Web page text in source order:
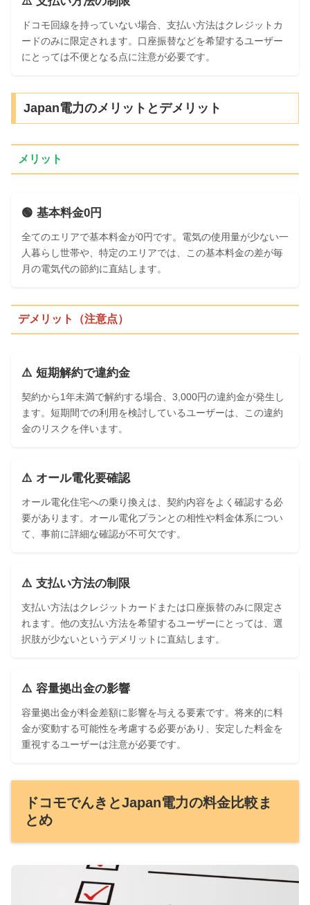
ドコモ回線を持っていない場合、支払い方法はクレジットカ
ードのみに限定されます。口座振替などを希望するユーザー
にとっては不便となる点に注意が必要です。
Japan電力のメリットとデメリット
メリット
🟢 基本料金0円
全てのエリアで基本料金が0円です。電気の使用量が少ない一
人暮らし世帯や、特定のエリアでは、この基本料金の差が毎
月の電気代の節約に直結します。
デメリット（注意点）
⚠️ 短期解約で違約金
契約から1年未満で解約する場合、3,000円の違約金が発生し
ます。短期間での利用を検討しているユーザーは、この違約
金のリスクを伴います。
⚠️ オール電化要確認
オール電化住宅への乗り換えは、契約内容をよく確認する必
要があります。オール電化プランとの相性や料金体系につい
て、事前に詳細な確認が不可欠です。
⚠️ 支払い方法の制限
支払い方法はクレジットカードまたは口座振替のみに限定さ
れます。他の支払い方法を希望するユーザーにとっては、選
択肢が少ないというデメリットに直結します。
⚠️ 容量拠出金の影響
容量拠出金が料金差額に影響を与える要素です。将来的に料
金が変動する可能性を考慮する必要があり、安定した料金を
重視するユーザーは注意が必要です。
ドコモでんきとJapan電力の料金比較ま
とめ